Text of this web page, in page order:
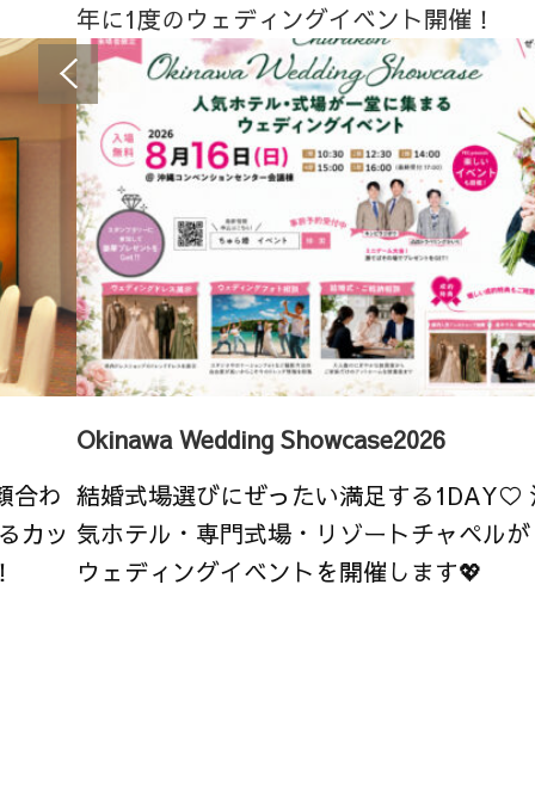
合わ
カッ
年に1度のウェディングイベント開催！
Okinawa Wedding Showcase2026
結婚式場選びにぜったい満足する1DAY♡
気ホテル・専門式場・リゾートチャペル
ウェディングイベントを開催します💖